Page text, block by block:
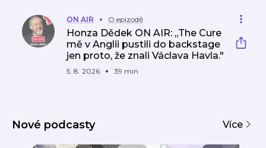
ON AIR O epizodě
Honza Dědek ON AIR: „The Cure
mě v Anglii pustili do backstage
jen proto, že znali Václava Havla."
5. 8. 2026 39 min
Nové podcasty Více